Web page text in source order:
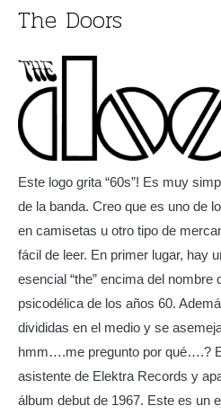
The Doors
Este logo grita “60s”! Es muy
de la banda. Creo que es uno de
en camisetas u otro tipo de
fácil de leer. En primer lugar, hay
esencial “the” encima del
psicodélica de los años 60.
divididas en el medio y se
hmm….me pregunto por qué….?
asistente de Elektra Records y
álbum debut de 1967. Este es un